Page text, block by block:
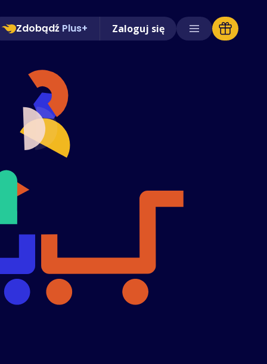
Zdobądź Plus+ Zaloguj się